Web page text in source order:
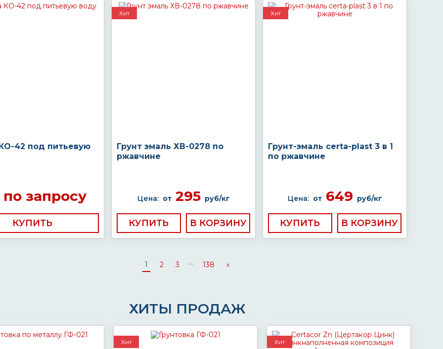
42 под питьевую
запросу
КУПИТЬ
Хит
Грунт эмаль ХВ-0278 по
ржавчине
Цена: от295 руб/кг
КУПИТЬ
Хит
Грунт-эмаль certa-plast 3 в 1
по ржавчине
Цена: от649 руб/кг
КУПИТЬ
1 2 3 ... 138 »
ХИТЫ ПРОДАЖ
Хит Хит